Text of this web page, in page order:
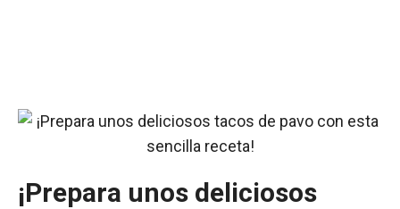
¡Prepara unos deliciosos